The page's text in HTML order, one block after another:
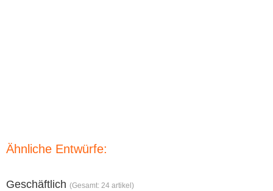
Ähnliche Entwürfe:
Geschäftlich (Gesamt: 24 artikel)